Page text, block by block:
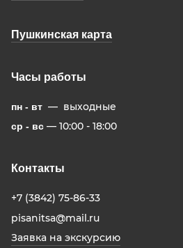
Пушкинская карта
Часы работы
пн - вт — выходные
ср - вс — 10:00 - 18:00
Контакты
+7 (3842) 75-86-33
pisanitsa@mail.ru
Заявка на экскурсию